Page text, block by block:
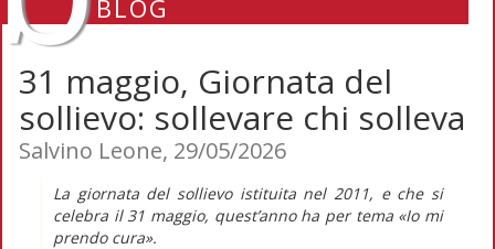
BLOG
31 maggio, Giornata del
sollievo: sollevare chi solleva
Salvino Leone, 29/05/2026
La giornata del sollievo istituita nel 2011, e che si
celebra il 31 maggio, quest’anno ha per tema «Io mi
prendo cura».